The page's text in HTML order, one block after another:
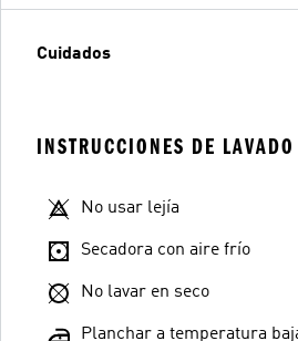
Cuidados
INSTRUCCIONES DE LAVADO
No usar lejía
Secadora con aire frío
No lavar en seco
Planchar a temperatura